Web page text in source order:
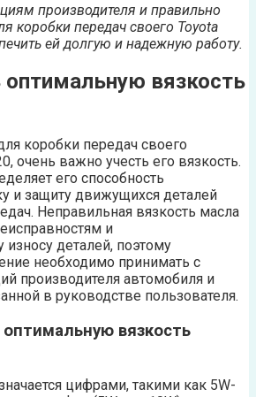
производителя и правильно
коробки передач своего Toyota
ей долгую и надежную работу.
вязкость
коробки передач своего
очень важно учесть его вязкость.
его способность
и защиту движущихся деталей
Неправильная вязкость масла
и
деталей, поэтому
необходимо принимать с
производителя автомобиля и
в руководстве пользователя.
вязкость
цифрами, такими как 5W-